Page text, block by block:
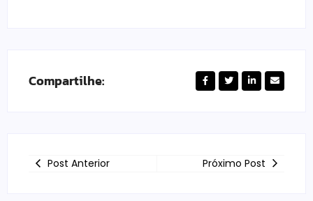
Compartilhe:
Post Anterior Próximo Post